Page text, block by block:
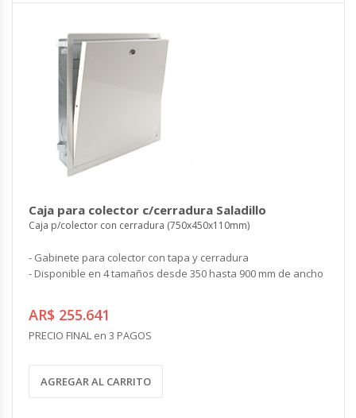
Caja para colector c/cerradura Saladillo
Caja p/colector con cerradura (750x450x110mm)
- Gabinete para colector con tapa y cerradura
- Disponible en 4 tamaños desde 350 hasta 900 mm de ancho
AR$ 255.641
PRECIO FINAL en 3 PAGOS
AGREGAR AL CARRITO